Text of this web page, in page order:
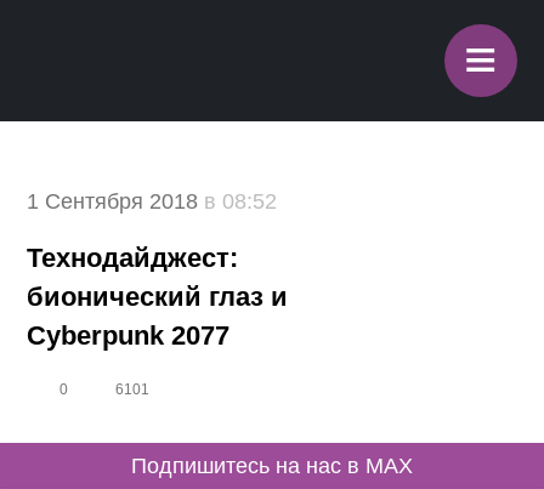
≡
1 Сентября 2018 в 08:52
Технодайджест:
бионический глаз и
Cyberpunk 2077
0 6101
Подпишитесь на нас в MAX